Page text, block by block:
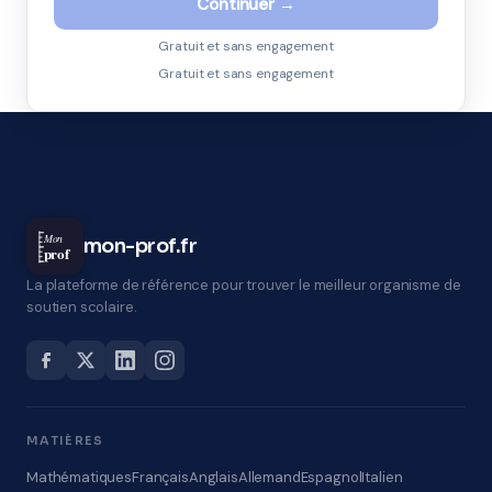
Continuer →
Gratuit et sans engagement
Gratuit et sans engagement
Mon
prof mon-prof.fr
La plateforme de référence pour trouver le meilleur organisme de
soutien scolaire.
MATIÈRES
MathématiquesFrançaisAnglaisAllemandEspagnolItalien